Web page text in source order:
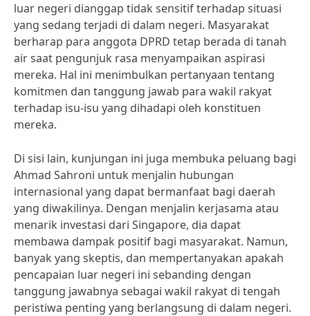
luar negeri dianggap tidak sensitif terhadap situasi
yang sedang terjadi di dalam negeri. Masyarakat
berharap para anggota DPRD tetap berada di tanah
air saat pengunjuk rasa menyampaikan aspirasi
mereka. Hal ini menimbulkan pertanyaan tentang
komitmen dan tanggung jawab para wakil rakyat
terhadap isu-isu yang dihadapi oleh konstituen
mereka.
Di sisi lain, kunjungan ini juga membuka peluang bagi
Ahmad Sahroni untuk menjalin hubungan
internasional yang dapat bermanfaat bagi daerah
yang diwakilinya. Dengan menjalin kerjasama atau
menarik investasi dari Singapore, dia dapat
membawa dampak positif bagi masyarakat. Namun,
banyak yang skeptis, dan mempertanyakan apakah
pencapaian luar negeri ini sebanding dengan
tanggung jawabnya sebagai wakil rakyat di tengah
peristiwa penting yang berlangsung di dalam negeri.